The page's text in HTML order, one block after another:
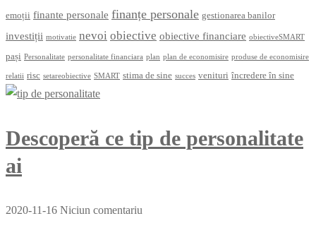
emoții finante personale finanțe personale gestionarea banilor
investiții motivatie nevoi obiective obiective financiare obiectiveSMART
pași Personalitate personalitate financiara plan plan de economisire produse de economisire
relatii risc setareobiective SMART stima de sine succes venituri încredere în sine
Descoperă ce tip de personalitate
ai
2020-11-16 Niciun comentariu